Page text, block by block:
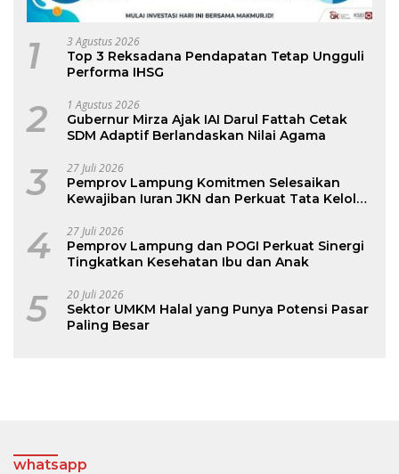
1 3 Agustus 2026
Top 3 Reksadana Pendapatan Tetap Ungguli
Performa IHSG
2 1 Agustus 2026
Gubernur Mirza Ajak IAI Darul Fattah Cetak
SDM Adaptif Berlandaskan Nilai Agama
3 27 Juli 2026
Pemprov Lampung Komitmen Selesaikan
Kewajiban Iuran JKN dan Perkuat Tata Kelola
4 27 Juli 2026
Pemprov Lampung dan POGI Perkuat Sinergi
Tingkatkan Kesehatan Ibu dan Anak
5 20 Juli 2026
Sektor UMKM Halal yang Punya Potensi Pasar
Paling Besar
whatsapp